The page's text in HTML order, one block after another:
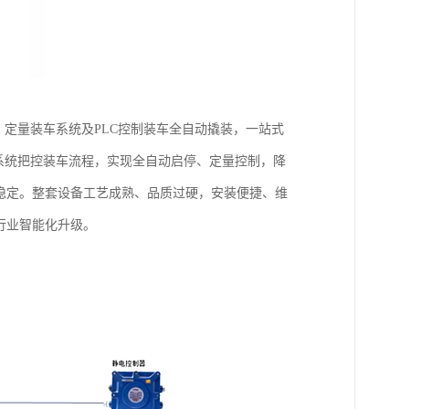
量装车系统及PLC控制装车全自动撬装，一站式
把控装车流程，实现全自动启停、定量控制，降
。整套设备工艺成熟、品质过硬，安装便捷、维
智能化升级。